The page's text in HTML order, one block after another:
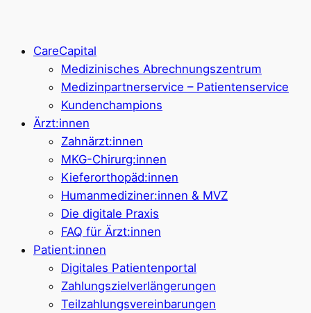
CareCapital
Medizinisches Abrechnungszentrum
Medizinpartnerservice – Patientenservice
Kundenchampions
Ärzt:innen
Zahnärzt:innen
MKG-Chirurg:innen
Kieferorthopäd:innen
Humanmediziner:innen & MVZ
Die digitale Praxis
FAQ für Ärzt:innen
Patient:innen
Digitales Patientenportal
Zahlungszielverlängerungen
Teilzahlungsvereinbarungen